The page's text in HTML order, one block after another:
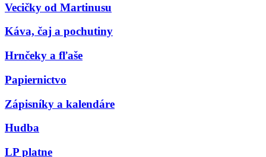
Vecičky od Martinusu
Káva, čaj a pochutiny
Hrnčeky a fľaše
Papiernictvo
Zápisníky a kalendáre
Hudba
LP platne